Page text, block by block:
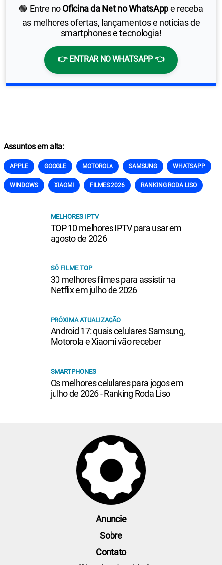
🟢 Entre noOficina da Net no WhatsAppe receba
as melhores ofertas, lançamentos e notícias de
smartphones e tecnologia!
👉 ENTRAR NO WHATSAPP 👈
Assuntos em alta:
APPLE GOOGLE MOTOROLA SAMSUNG WHATSAPP
WINDOWS XIAOMI FILMES 2026 RANKING RODA LISO
MELHORES IPTV
TOP 10 melhores IPTV para usar em
agosto de 2026
SÓ FILME TOP
30 melhores filmes para assistir na
Netflix em julho de 2026
PRÓXIMA ATUALIZAÇÃO
Android 17: quais celulares Samsung,
Motorola e Xiaomi vão receber
SMARTPHONES
Os melhores celulares para jogos em
julho de 2026 - Ranking Roda Liso
Anuncie
Sobre
Contato